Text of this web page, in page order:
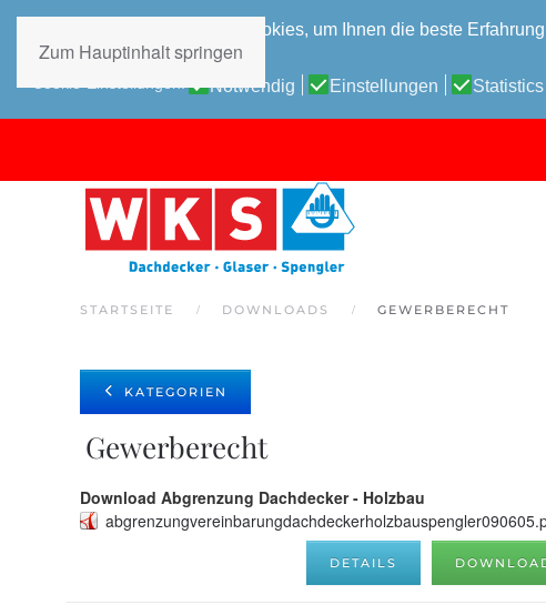
Diese Website verwendet Cookies, um Ihnen die beste
Datenschutz-Bestimmungen
Notwendig Einstellungen Statistics
Zum Hauptinhalt springen
STARTSEITE DOWNLOADS GEWERBERECHT
KATEGORIEN
Gewerberecht
Download Abgrenzung Dachdecker - Holzbau
DETAILS